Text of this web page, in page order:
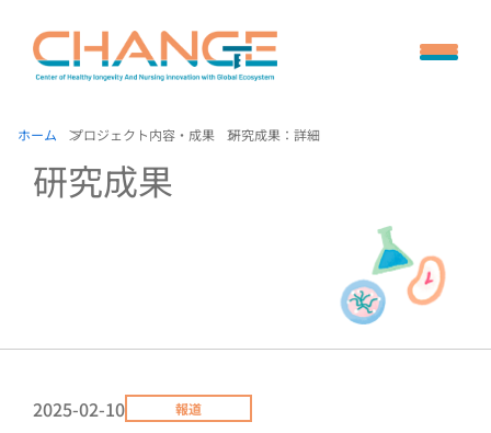
ホーム プロジェクト内容・成果 研究成果：詳細
研究成果
2025-02-10 報道